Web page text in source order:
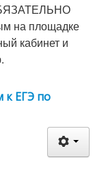
на площадке
кабинет и
к ЕГЭ по